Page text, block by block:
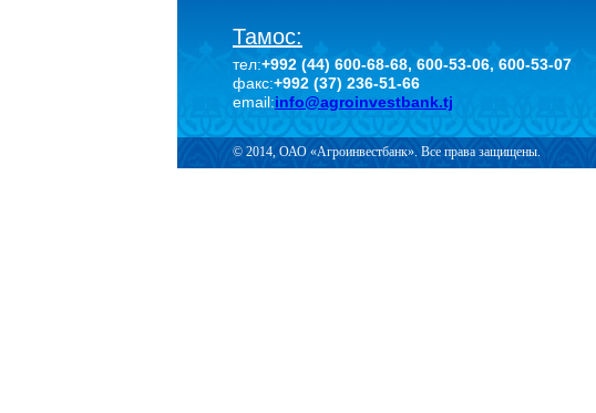
Тамос:
тел:+992 (44) 600-68-68, 600-53-06, 600-53-07
факс:+992 (37) 236-51-66
email:info@agroinvestbank.tj
© 2014, ОАО «Агроинвестбанк». Все права защищены.